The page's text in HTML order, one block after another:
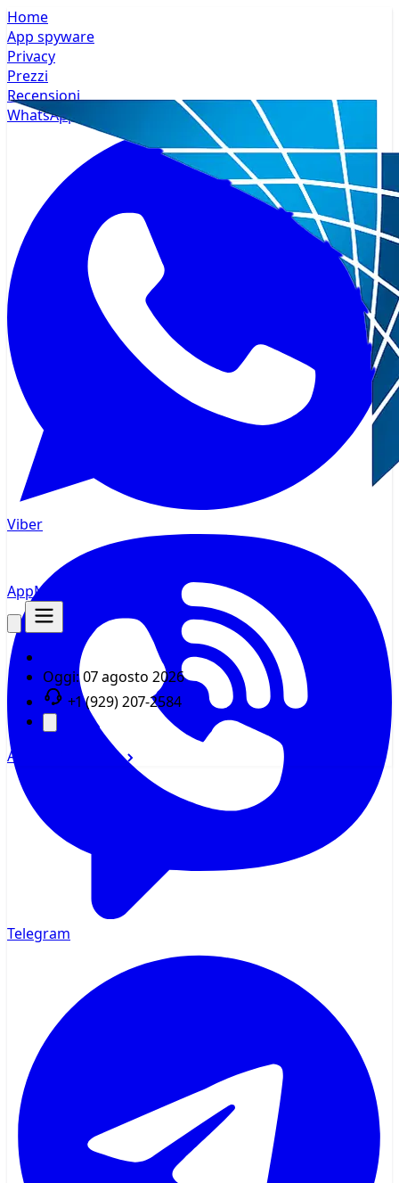
AppMsr
Oggi: 07 agosto 2026
+1 (929) 207-2584
Accedi Registrati
Home
App spyware
Privacy
Prezzi
Recensioni
WhatsApp
Viber
Telegram